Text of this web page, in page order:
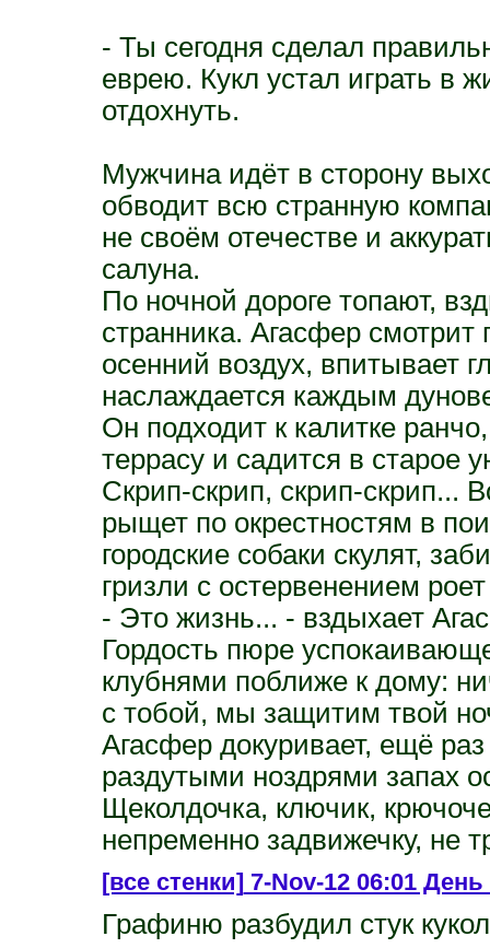
- Ты сегодня сделал
еврею. Кукл устал играть в
отдохнуть.
Мужчина идёт в сторону
обводит всю странную
не своём отечестве и
салуна.
По ночной дороге топают,
странника. Агасфер
осенний воздух, впитывает
наслаждается каждым
Он подходит к калитке
террасу и садится в старое
Скрип-скрип, скрип-скрип...
рыщет по окрестностям в
городские собаки скулят,
гризли с остервенением
- Это жизнь... - вздыхает
Гордость пюре
клубнями поближе к дому:
с тобой, мы защитим твой
Агасфер докуривает, ещё
раздутыми ноздрями запах
Щеколдочка, ключик,
непременно задвижечку, не
[все стенки]7-Nov-12 06:01 День
Графиню разбудил стук